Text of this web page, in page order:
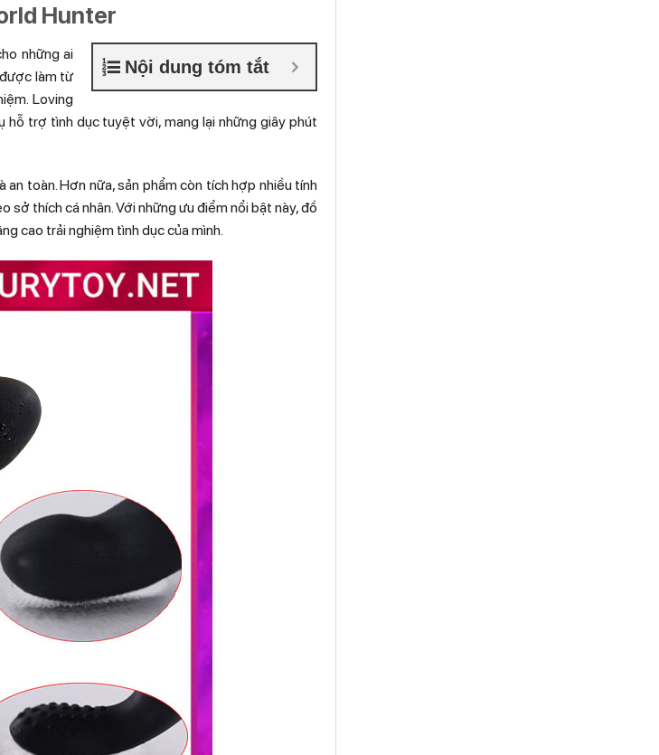
Hunter
Nội dung tóm tắt
những ai
làm từ
Loving
trợ tình dục tuyệt vời, mang lại những giây phút
toàn. Hơn nữa, sản phẩm còn tích hợp nhiều tính
thích cá nhân. Với những ưu điểm nổi bật này, đồ
cao trải nghiệm tình dục của mình.